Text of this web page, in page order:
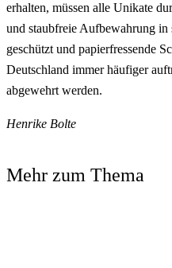
erhalten, müssen alle Unikate
und staubfreie Aufbewahrung in
geschützt und papierfressende
Deutschland immer häufiger
abgewehrt werden.
Henrike Bolte
Mehr zum Thema